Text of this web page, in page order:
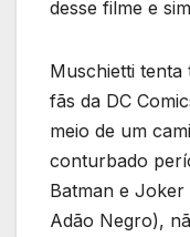
desse filme e
Muschietti
fãs da DC
meio de um
conturbado
Batman e Joker
Adão Negro),